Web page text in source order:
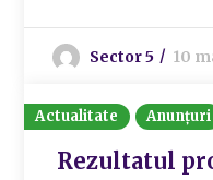
Sector 5 10
Actualitate Anunțuri
Rezultatul